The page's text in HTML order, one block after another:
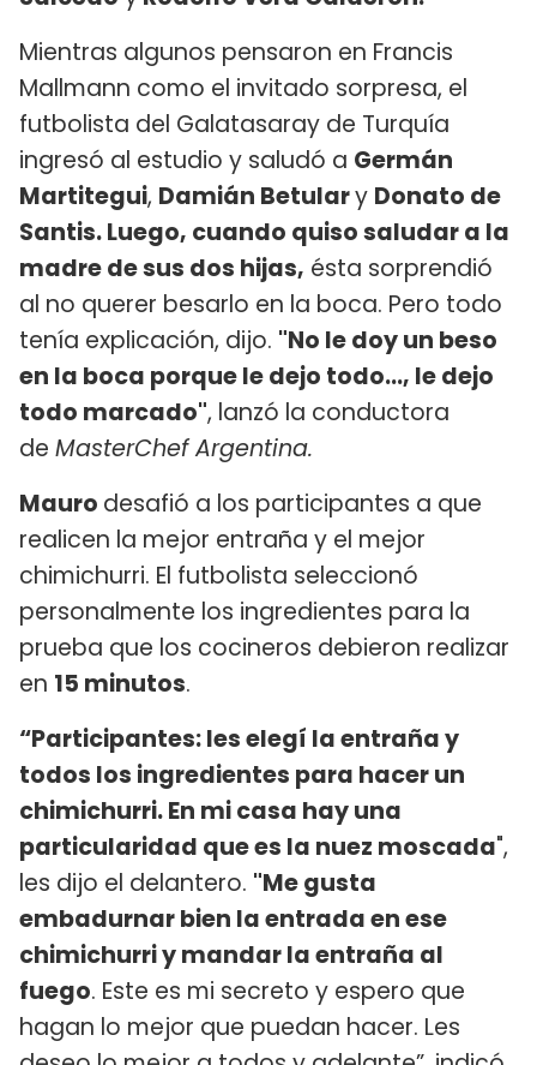
Mientras algunos pensaron en Francis
Mallmann como el invitado sorpresa, el
futbolista del Galatasaray de Turquía
ingresó al estudio y saludó a Germán
Martitegui, Damián Betulary Donato de
Santis. Luego, cuando quiso saludar a la
madre de sus dos hijas, ésta sorprendió
al no querer besarlo en la boca. Pero todo
tenía explicación, dijo. "No le doy un beso
en la boca porque le dejo todo..., le dejo
todo marcado", lanzó la conductora
de MasterChef Argentina.
Mauro desafió a los participantes a que
realicen la mejor entraña y el mejor
chimichurri. El futbolista seleccionó
personalmente los ingredientes para la
prueba que los cocineros debieron realizar
en 15 minutos.
“Participantes: les elegí la entraña y
todos los ingredientes para hacer un
chimichurri. En mi casa hay una
particularidad que es la nuez moscada",
les dijo el delantero. "Me gusta
embadurnar bien la entrada en ese
chimichurri y mandar la entraña al
fuego. Este es mi secreto y espero que
hagan lo mejor que puedan hacer. Les